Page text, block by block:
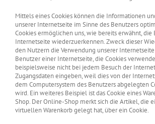
Mittels eines Cookies können die Informationen
unserer Internetseite im Sinne des Benutzers
Cookies ermöglichen uns, wie bereits erwähnt, die
Internetseite wiederzuerkennen. Zweck dieser
den Nutzern die Verwendung unserer
Benutzer einer Internetseite, die Cookies
beispielsweise nicht bei jedem Besuch der
Zugangsdaten eingeben, weil dies von der
dem Computersystem des Benutzers abgelegten
wird. Ein weiteres Beispiel ist das Cookie eines
Shop. Der Online-Shop merkt sich die Artikel, die
virtuellen Warenkorb gelegt hat, über ein Cookie.